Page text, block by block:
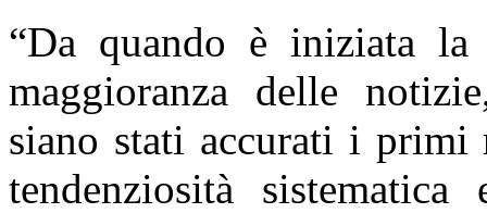
“Da quando è iniziata
maggioranza delle
siano stati accurati i primi
tendenziosità